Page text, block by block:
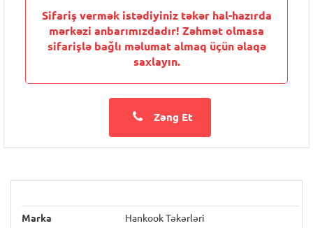
Sifariş vermək istədiyiniz təkər hal-hazırda
mərkəzi anbarımızdadır! Zəhmət olmasa
sifarişlə bağlı məlumat almaq üçün əlaqə
saxlayın.
Zəng Et
Marka Hankook Təkərləri